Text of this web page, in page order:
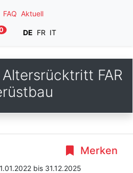
FAQ Aktuell
DE FR IT
FAR
Merken
bis 31.12.2025